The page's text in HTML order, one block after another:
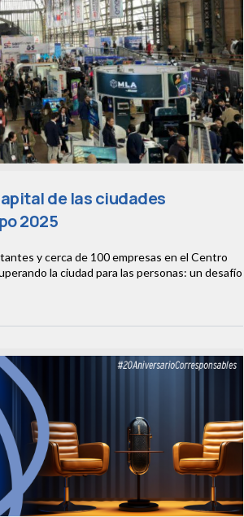
de las ciudades
2025
y cerca de 100 empresas en el Centro
la ciudad para las personas: un desafío